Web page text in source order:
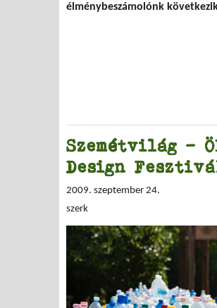
élménybeszámolónk
Szemétvilág –
Design
2009. szeptember 24.
szerk